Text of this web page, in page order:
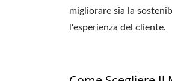
migliorare sia la
l'esperienza del cliente.